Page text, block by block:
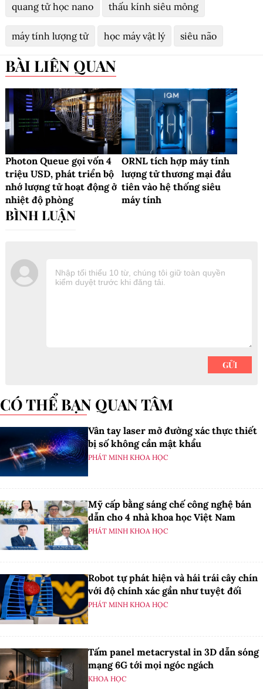
quang tử học nano thấu kính siêu mỏng
máy tính lượng tử học máy vật lý siêu não
BÀI LIÊN QUAN
Photon Queue gọi vốn 4
triệu USD, phát triển bộ
nhớ lượng tử hoạt động ở
nhiệt độ phòng
ORNL tích hợp máy tính
lượng tử thương mại đầu
tiên vào hệ thống siêu
máy tính
CÓ THỂ BẠN QUAN TÂM
Vân tay laser mở đường xác thực thiết
bị số không cần mật khẩu
PHÁT MINH KHOA HỌC
Mỹ cấp bằng sáng chế công nghệ bán
dẫn cho 4 nhà khoa học Việt Nam
PHÁT MINH KHOA HỌC
Robot tự phát hiện và hái trái cây chín
với độ chính xác gần như tuyệt đối
PHÁT MINH KHOA HỌC
Tấm panel metacrystal in 3D dẫn sóng
mạng 6G tới mọi ngóc ngách
KHOA HỌC